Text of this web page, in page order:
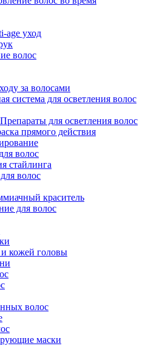
age уход
волос
за волосами
система для осветления волос
для осветления волос
прямого действия
волос
стайлинга
волос
краситель
для волос
и кожей головы
волос
маски